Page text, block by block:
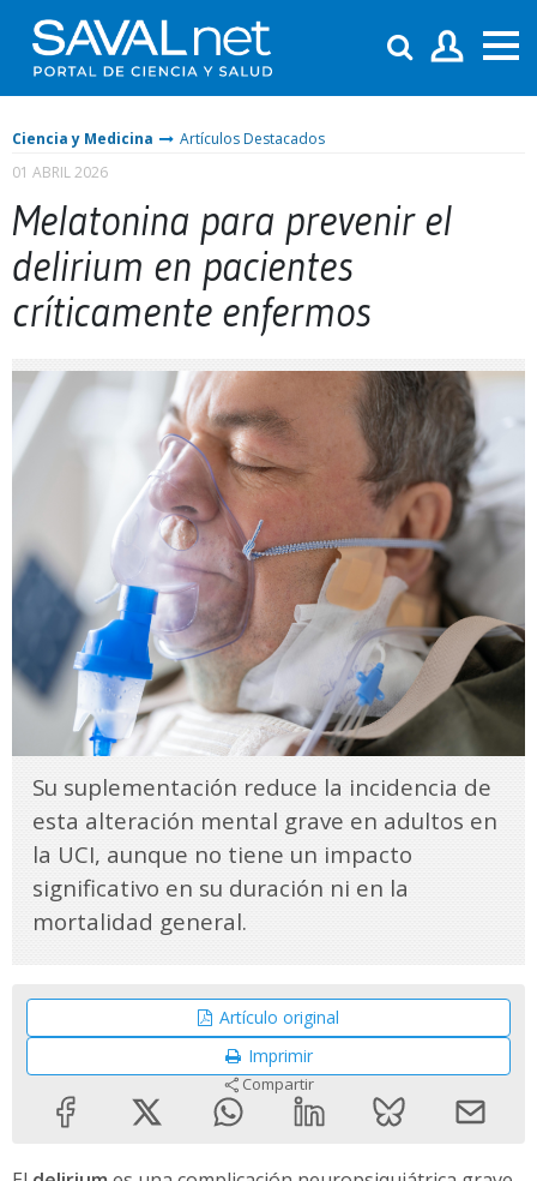
Ciencia y Medicina
Artículos Destacados
01 ABRIL 2026
Melatonina para prevenir el
delirium en pacientes
críticamente enfermos
Su suplementación reduce la incidencia de
esta alteración mental grave en adultos en
la UCI, aunque no tiene un impacto
significativo en su duración ni en la
mortalidad general.
Artículo original
Imprimir
Compartir